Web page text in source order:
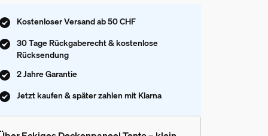
Kostenloser Versand ab 50 CHF
30 Tage Rückgaberecht & kostenlose
Rücksendung
2 Jahre Garantie
Jetzt kaufen & später zahlen mit Klarna